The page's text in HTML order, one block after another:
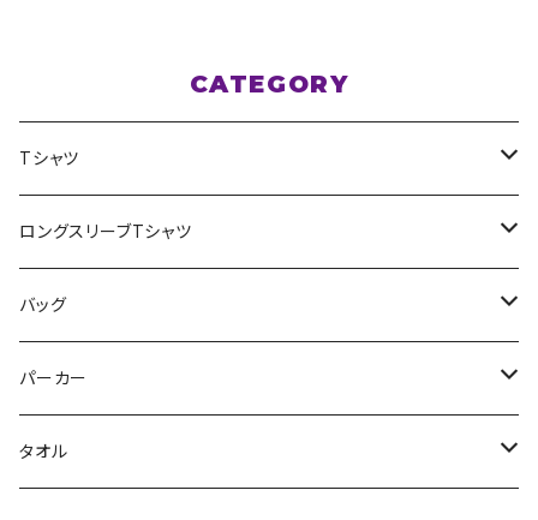
CATEGORY
Tシャツ
スポポポポニー
花いろは
Milky✳︎Sphene
シークレットシャノワール
ロングスリーブTシャツ
HIGH HIGH BEAM
Milky✳︎Sphene
バッグ
サコッシュ
パーカー
スポポポポニー
タオル